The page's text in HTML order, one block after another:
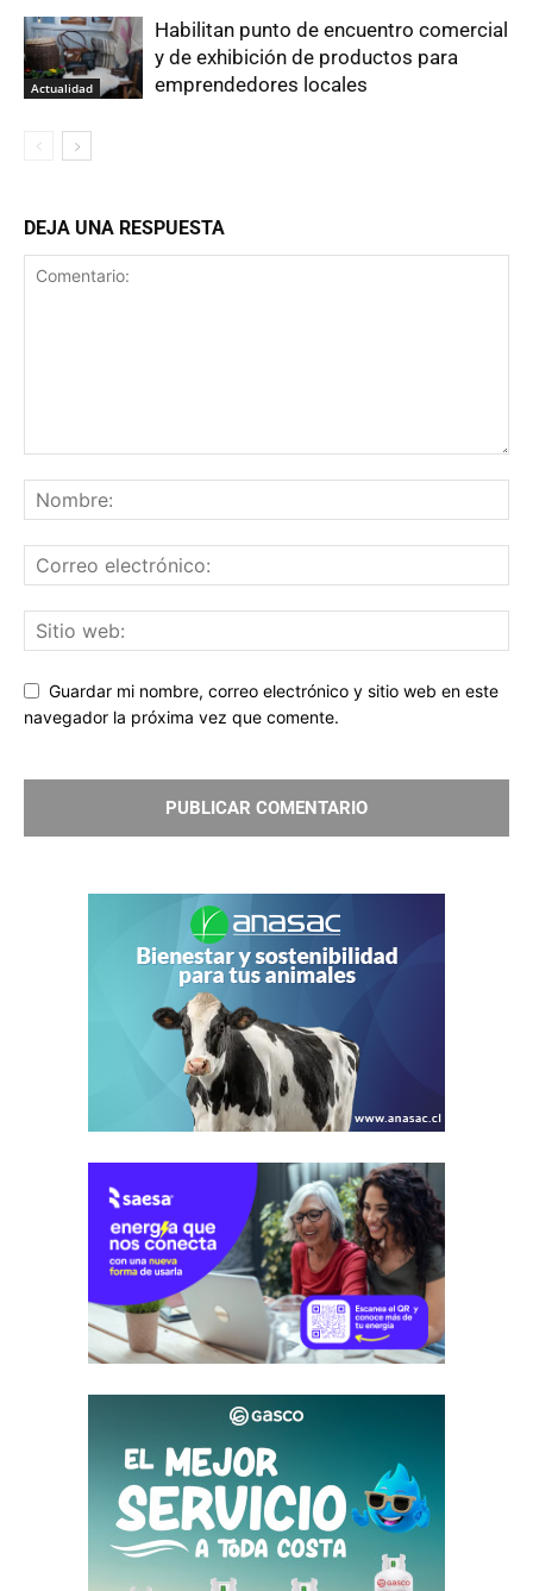
Actualidad
Habilitan punto de encuentro comercial
y de exhibición de productos para
emprendedores locales
DEJA UNA RESPUESTA
Guardar mi nombre, correo electrónico y sitio web en este
navegador la próxima vez que comente.